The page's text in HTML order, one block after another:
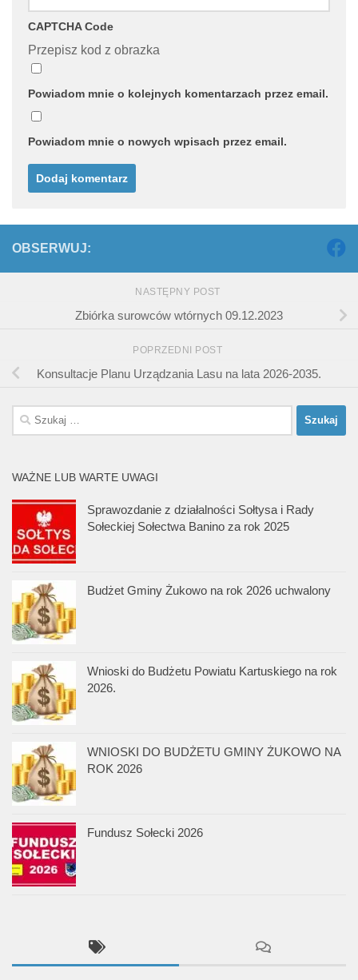
CAPTCHA Code
Przepisz kod z obrazka
Powiadom mnie o kolejnych komentarzach przez email.
Powiadom mnie o nowych wpisach przez email.
OBSERWUJ:
NASTĘPNY POST
Zbiórka surowców wtórnych 09.12.2023
POPRZEDNI POST
Konsultacje Planu Urządzania Lasu na lata 2026-2035.
Szukaj:
WAŻNE LUB WARTE UWAGI
Sprawozdanie z działalności Sołtysa i Rady
Sołeckiej Sołectwa Banino za rok 2025
Budżet Gminy Żukowo na rok 2026 uchwalony
Wnioski do Budżetu Powiatu Kartuskiego na rok
2026.
WNIOSKI DO BUDŻETU GMINY ŻUKOWO NA
ROK 2026
Fundusz Sołecki 2026